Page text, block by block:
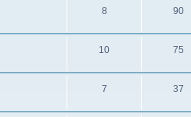
8 90
10 75
7 37